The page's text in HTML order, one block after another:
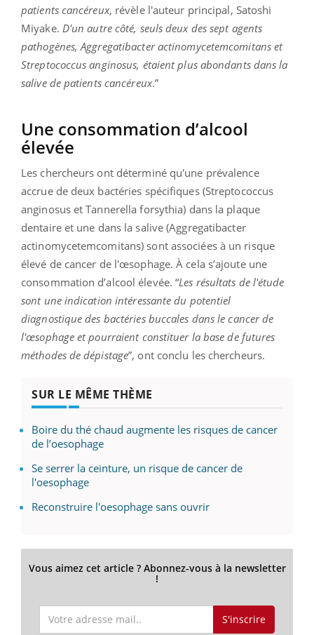
patients cancéreux, révèle l'auteur principal, Satoshi
Miyake. D'un autre côté, seuls deux des sept agents
pathogènes, Aggregatibacter actinomycetemcomitans et
Streptococcus anginosus, étaient plus abondants dans la
salive de patients cancéreux.”
Une consommation d’alcool
élevée
Les chercheurs ont déterminé qu'une prévalence
accrue de deux bactéries spécifiques (Streptococcus
anginosus et Tannerella forsythia) dans la plaque
dentaire et une dans la salive (Aggregatibacter
actinomycetemcomitans) sont associées à un risque
élevé de cancer de l'œsophage. À cela s’ajoute une
consommation d’alcool élevée. “Les résultats de l'étude
sont une indication intéressante du potentiel
diagnostique des bactéries buccales dans le cancer de
l'œsophage et pourraient constituer la base de futures
méthodes de dépistage”, ont conclu les chercheurs.
SUR LE MÊME THÈME
Boire du thé chaud augmente les risques de cancer
de l’oesophage
Se serrer la ceinture, un risque de cancer de
l'oesophage
Reconstruire l'oesophage sans ouvrir
Vous aimez cet article ? Abonnez-vous à la newsletter
!
S'inscrire